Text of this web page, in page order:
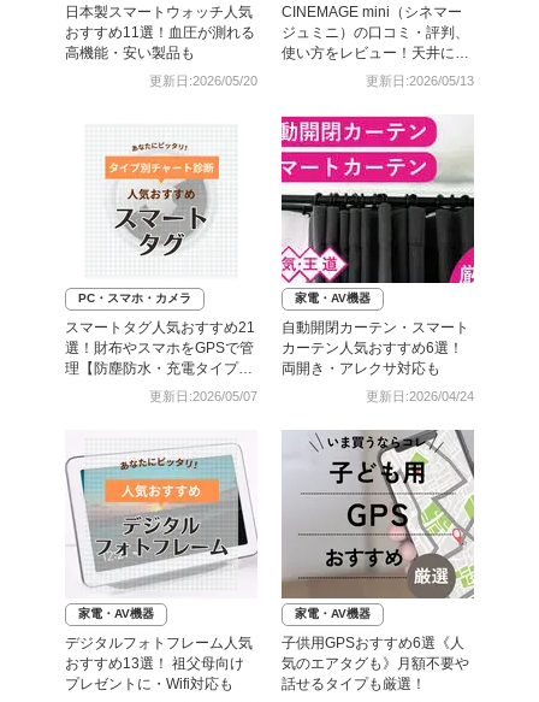
日本製スマートウォッチ人気
おすすめ11選！血圧が測れる
高機能・安い製品も
更新日:2026/05/20
CINEMAGE mini（シネマー
ジュミニ）の口コミ・評判、
使い方をレビュー！天井にも
映せる高性能ポータブルプロ
更新日:2026/05/13
PC・スマホ・カメラ
スマートタグ人気おすすめ21
選！財布やスマホをGPSで管
理【防塵防水・充電タイプ
更新日:2026/05/07
家電・AV機器
自動開閉カーテン・スマート
カーテン人気おすすめ6選！
両開き・アレクサ対応も
更新日:2026/04/24
家電・AV機器
デジタルフォトフレーム人気
おすすめ13選！ 祖父母向け
プレゼントに・Wifi対応も
家電・AV機器
子供用GPSおすすめ6選《人
気のエアタグも》月額不要や
話せるタイプも厳選！